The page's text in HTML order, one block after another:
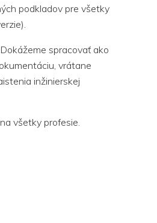
podkladov pre všetky
spracovať ako
vrátane
inžinierskej
všetky profesie.